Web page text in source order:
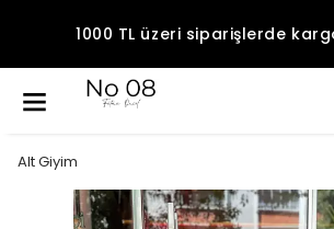
1000 TL üzeri siparişlerde
Alt Giyim